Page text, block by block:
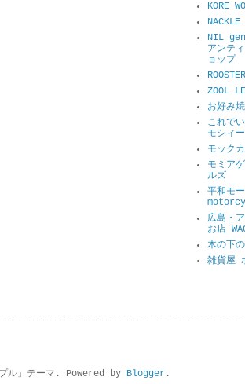
KORE
NIL
アンテ
ョップ
ROOSTER
ZOOL
お好み
これで
モシィ
モック
モミア
ルズ
平和モ
広島・
お店
木の下
雑貨屋
プル」テーマ. Powered by Blogger.